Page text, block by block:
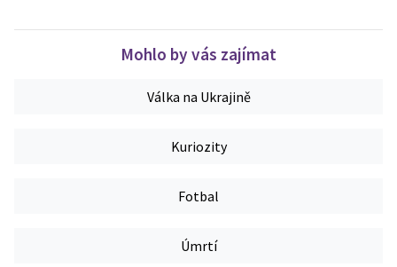
Mohlo by vás zajímat
Válka na Ukrajině
Kuriozity
Fotbal
Úmrtí